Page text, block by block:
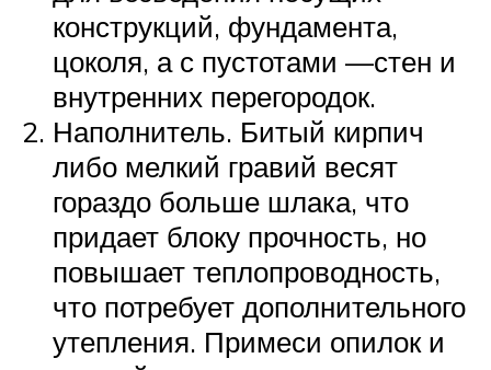
конструкций, фундамента,
цоколя, а с пустотами —стен и
внутренних перегородок.
Наполнитель. Битый кирпич
либо мелкий гравий весят
гораздо больше шлака, что
придает блоку прочность, но
повышает теплопроводность,
что потребует дополнительного
утепления. Примеси опилок и